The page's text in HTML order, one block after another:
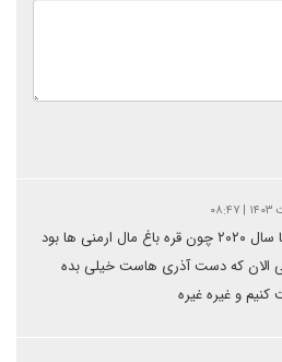
لپ کلام تا سال ۲۰۲۰ چون قره باغ مال ارمنی ها بود
الان که دست آذری هاست خیلی بده
کنیم و غیره غیره